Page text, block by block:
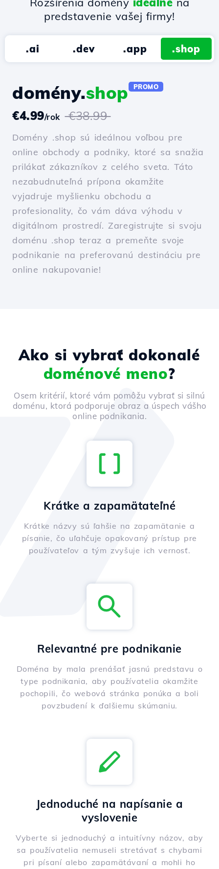
predstavenie vašej firmy!
.ai .dev .app .shop
domény.shop PROMO
€4.99/rok €38.99
Domény .shop sú ideálnou voľbou pre
online obchody a podniky, ktoré sa snažia
prilákať zákazníkov z celého sveta. Táto
nezabudnuteľná prípona okamžite
vyjadruje myšlienku obchodu a
profesionality, čo vám dáva výhodu v
digitálnom prostredí. Zaregistrujte si svoju
doménu .shop teraz a premeňte svoje
podnikanie na preferovanú destináciu pre
online nakupovanie!
Ako si vybrať dokonalé
doménové meno?
Osem kritérií, ktoré vám pomôžu vybrať si silnú
doménu, ktorá podporuje obraz a úspech vášho
online podnikania.
Krátke a zapamätateľné
Krátke názvy sú ľahšie na zapamätanie a
písanie, čo uľahčuje opakovaný prístup pre
používateľov a tým zvyšuje ich vernosť.
Relevantné pre podnikanie
Doména by mala prenášať jasnú predstavu o
type podnikania, aby používatelia okamžite
pochopili, čo webová stránka ponúka a boli
povzbudení k ďalšiemu skúmaniu.
Jednoduché na napísanie a
vyslovenie
Vyberte si jednoduchý a intuitívny názov, aby
sa používatelia nemuseli stretávať s chybami
pri písaní alebo zapamätávaní a mohli ho